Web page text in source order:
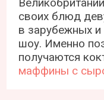
своих блюд
в зарубежных и
шоу. Именно
получаются
маффины с